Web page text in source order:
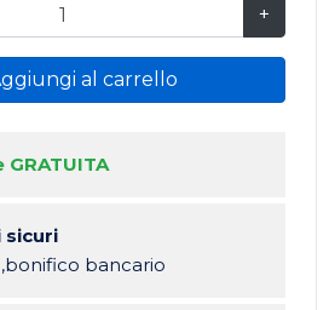
+
al carrello
sicuri
bancario